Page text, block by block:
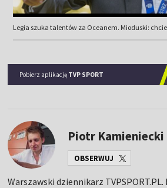
Legia szuka talentów za Oceanem. Mioduski:
Pobierz aplikację TVP SPORT
Piotr Kamieniecki
OBSERWUJ
Warszawski dziennikarz